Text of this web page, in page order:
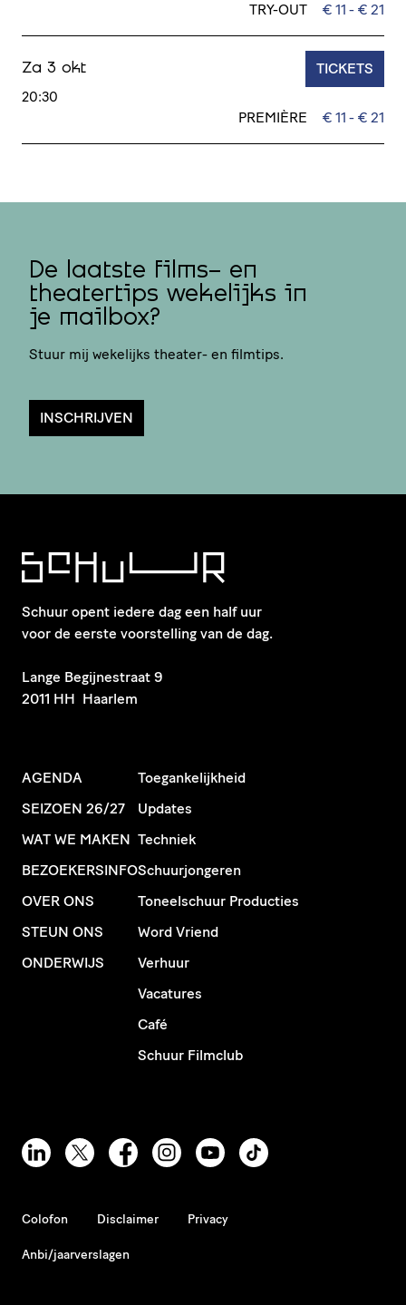
TRY-OUT € 11 - € 21
Za 3 okt
20:30
PREMIÈRE € 11 - € 21
TICKETS
De laatste films- en
theatertips wekelijks in
je mailbox?
Stuur mij wekelijks theater- en filmtips.
INSCHRIJVEN
Schuur opent iedere dag een half uur
voor de eerste voorstelling van de dag.
​Lange Begijnestraat 9
2011 HH Haarlem
AGENDA
SEIZOEN 26/27
WAT WE MAKEN
BEZOEKERSINFO
OVER ONS
STEUN ONS
ONDERWIJS
Toegankelijkheid
Updates
Techniek
Schuurjongeren
Toneelschuur Producties
Word Vriend
Verhuur
Vacatures
Café
Schuur Filmclub
Colofon Disclaimer Privacy
Anbi/jaarverslagen